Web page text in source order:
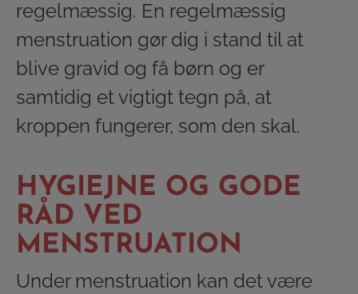
regelmæssig. En regelmæssig
menstruation gør dig i stand til at
blive gravid og få børn og er
samtidig et vigtigt tegn på, at
kroppen fungerer, som den skal.
HYGIEJNE OG GODE
RÅD VED
MENSTRUATION
Under menstruation kan det være